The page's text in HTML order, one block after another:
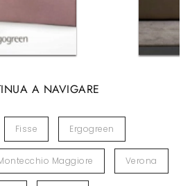
A NAVIGARE
Fisse Ergogreen
Maggiore Verona